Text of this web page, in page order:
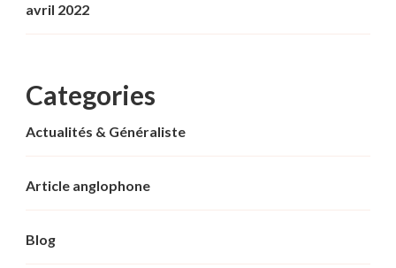
avril 2022
Categories
Actualités & Généraliste
Article anglophone
Blog